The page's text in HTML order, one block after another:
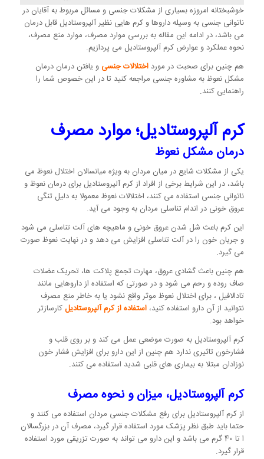
خوشبختانه امروزه بسیاری از مشکلات جنسی و مسائل مربوط به آقایان در
ناتوانی جنسی به وسیله داروها و کرم هایی نظیر آلپروستادیل قابل درمان
می باشد، در ادامه این مقاله به بررسی موارد مصرف، موارد منع مصرف،
نحوه عملکرد و عوارض کرم آلپروستادیل می پردازیم.
هم چنین برای صحبت در مورد اختلالات جنسی و یافتن درمان درمان
مشکل نعوظ به مشاوره جنسی مراجعه کنید تا در این خصوص شما را
راهنمایی کنند.
کرم آلپروستادیل؛ موارد مصرف
درمان مشکل نعوظ
یکی از مشکلات شایع در میان مردان به ویژه میانسالان اختلال نعوظ می
باشد، در این شرایط برخی از افراد از کرم آلپروستادیل برای درمان نعوظ و
ناتوانی جنسی استفاده می کنند، اختلالات نعوظ معمولا به دلیل تنگی
عروق خونی در اندام تناسلی مردان به وجود می آید.
این کرم باعث شل شدن عروق خونی و ماهیچه های آلت تناسلی می شود
و جریان خون را در آلت تناسلی افزایش می دهد و در نهایت نعوظ صورت
می گیرد.
هم چنین باعث گشادی عروق، مهارت تجمع پلاکت ها، تحریک عضلات
صاف روده و رحم می شود و در صورتی که استفاده از داروهایی مانند
تادالافیل ، برای اختلال نعوظ موثر واقع نشود یا به خاطر منع مصرف
نتوانید از آن دارو استفاده کنید، استفاده از کرم آلپروستادیلکارسازتر
خواهد بود.
کرم آلپروستادیل به صورت موضعی عمل می کند و بر روی قلب و
فشارخون تاثیری ندارد هم چنین از این دارو برای افزایش فشار خون
نوزادان مبتلا به بیماری های قلبی شدید استفاده می کنند.
کرم آلپروستادیل، میزان و نحوه مصرف
از کرم آلپروستادیل برای رفع مشکلات جنسی مردان استفاده می کنند و
حتما باید طبق نظر پزشک مورد استفاده قرار گیرد، مصرف آن در بزرگسالان
ا تا 40 گرم می باشد و این دارو می تواند به صورت تزریقی مورد استفاده
قرار گیرد.